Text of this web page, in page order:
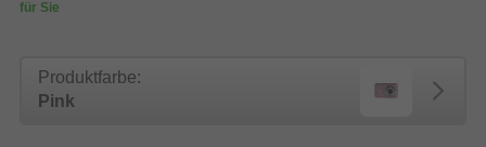
für Sie
Produktfarbe:
Pink